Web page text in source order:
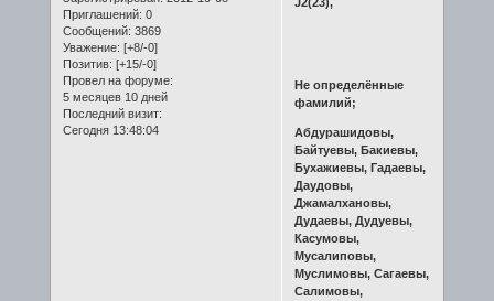
Приглашений: 0
Сообщений: 3869
Уважение: [+8/-0]
Позитив: [+15/-0]
Провел на форуме:
5 месяцев 10 дней
Последний визит:
Сегодня 13:48:04
Не определённые
фамилий;
Абдурашидовы,
Байтуевы, Бакиевы,
Бухажиевы, Гадаевы,
Даудовы,
Джамалхановы,
Дудаевы, Дудуевы,
Касумовы,
Мусалиповы,
Муслимовы, Сагаевы,
Салимовы,